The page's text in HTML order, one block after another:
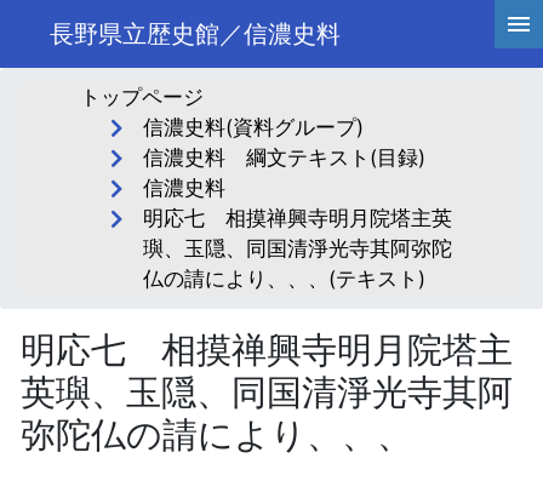
長野県立歴史館／信濃史料
トップページ
信濃史料(資料グループ)
信濃史料 綱文テキスト(目録)
信濃史料
明応七 相摸禅興寺明月院塔主英
璵、玉隠、同国清淨光寺其阿弥陀
仏の請により、、、(テキスト)
明応七 相摸禅興寺明月院塔主
英璵、玉隠、同国清淨光寺其阿
弥陀仏の請により、、、